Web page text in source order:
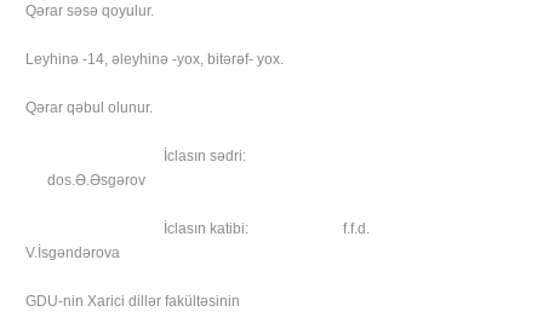
Qərar səsə qoyulur.
Leyhinə -14, əleyhinə -yox, bitərəf- yox.
Qərar qəbul olunur.
İclasın sədri:
dos.Ə.Əsgərov
İclasın katibi: f.f.d.
V.İsgəndərova
GDU-nin Xarici dillər fakültəsinin